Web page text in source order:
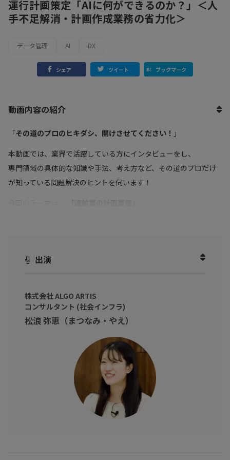
運行計画策定「AIに何ができるのか？」＜人
手不足解消・計画作成業務の省力化＞
データ管理 AI DX
シェア ツイート ブックマーク
動画内容の紹介
「その道のプロのヒキダシ、開けさせてください！ 」
本動画では、業界で活躍している方にインタビューをし、
専門領域の具体的な知識や手法、考え方など、その道のプロだけ
が知っている問題解決のヒントを伺います！
安全性や効率性、収益性を確保するための基盤ですが、作業が複
雑だったり属人化してしまっているなど、多くの課題があります。
です。
本動画では、バス・鉄道業界を中心とした計画業務に詳しい松浪
弥恵 氏（株式会社ALGO ARTIS コンサルタント）をお招きし、A
Iを活用した計画業務の事例や有用性などについて伺いました！
出演
株式会社 ALGO ARTIS
コンサルタント (社会インフラ)
松浪 弥恵（まつなみ・やえ）